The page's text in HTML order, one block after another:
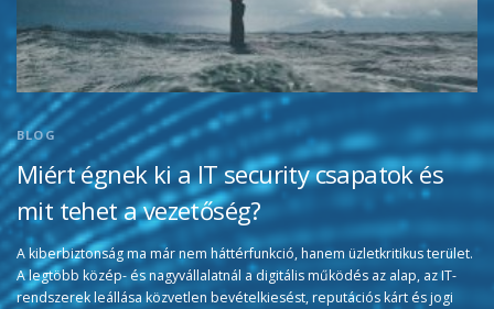
BLOG
Miért égnek ki a IT security csapatok és
mit tehet a vezetőség?
A kiberbiztonság ma már nem háttérfunkció, hanem üzletkritikus terület.
A legtöbb közép- és nagyvállalatnál a digitális működés az alap, az IT-
rendszerek leállása közvetlen bevételkiesést, reputációs kárt és jogi